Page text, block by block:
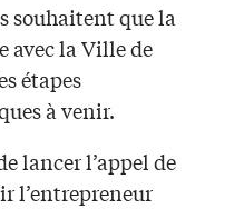
souhaitent que la
avec la Ville de
étapes
à venir.
lancer l’appel de
l’entrepreneur